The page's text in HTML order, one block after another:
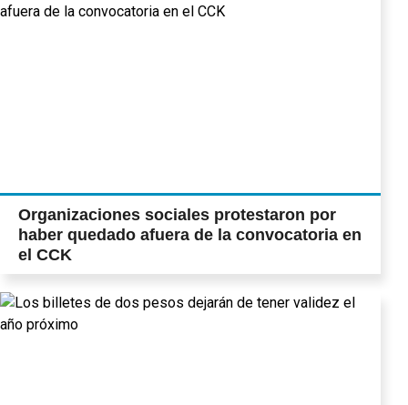
Organizaciones sociales protestaron por
haber quedado afuera de la convocatoria en
el CCK